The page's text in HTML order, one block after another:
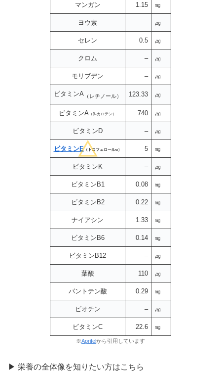
マンガン 1.15 ㎎
ヨウ素 – ㎍
セレン 0.5 ㎍
クロム – ㎍
モリブデン – ㎍
ビタミンA（レチノール） 123.33 ㎍
ビタミンA （β-カロテン） 740 ㎍
ビタミンD – ㎍
ビタミンE（トコフェロールα） 5 ㎎
ビタミンK – ㎍
ビタミンB1 0.08 ㎎
ビタミンB2 0.22 ㎎
ナイアシン 1.33 ㎎
ビタミンB6 0.14 ㎎
ビタミンB12 – ㎍
葉酸 110 ㎍
パントテン酸 0.29 ㎎
ビオチン – ㎍
ビタミンC 22.6 ㎎
※Aprifelから引用しています
▶ 栄養の全体像を知りたい方はこちら